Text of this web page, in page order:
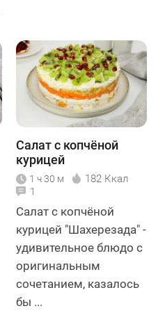
Салат с копчёной
курицей
"Шахерезада"
1 ч 30 м 182 Ккал
1
Салат с копчёной
курицей "Шахерезада" -
удивительное блюдо с
оригинальным
сочетанием, казалось
бы ...